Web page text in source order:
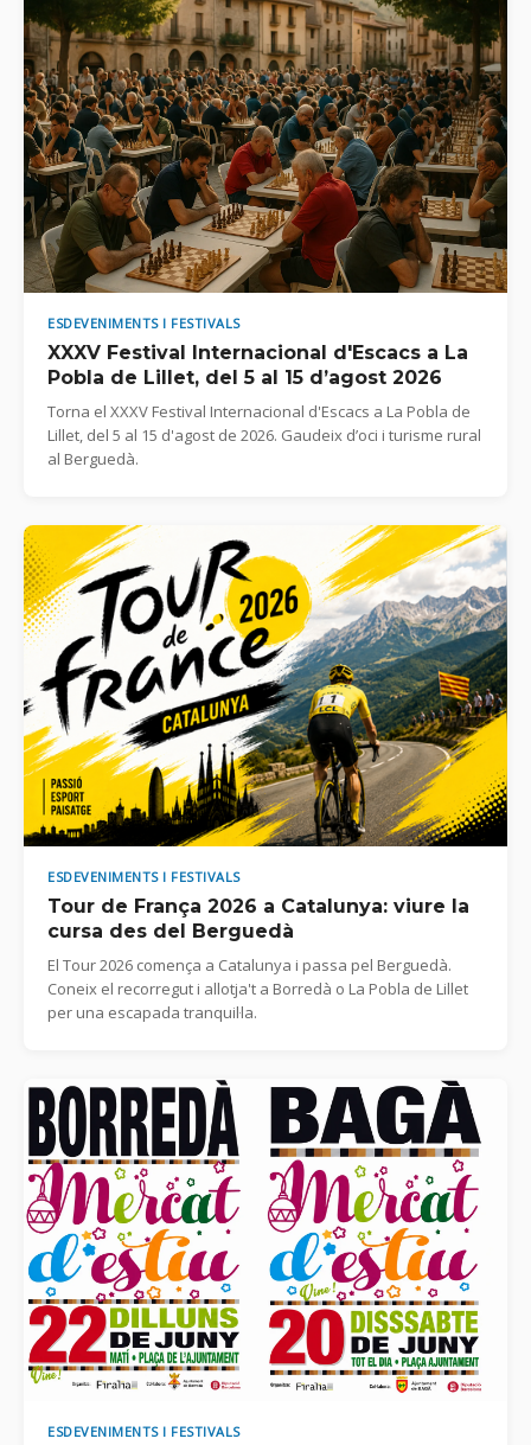
ESDEVENIMENTS I FESTIVALS
XXXV Festival Internacional d'Escacs a La
Pobla de Lillet, del 5 al 15 d’agost 2026
Torna el XXXV Festival Internacional d'Escacs a La Pobla de
Lillet, del 5 al 15 d'agost de 2026. Gaudeix d’oci i turisme rural
al Berguedà.
ESDEVENIMENTS I FESTIVALS
Tour de França 2026 a Catalunya: viure la
cursa des del Berguedà
El Tour 2026 comença a Catalunya i passa pel Berguedà.
Coneix el recorregut i allotja't a Borredà o La Pobla de Lillet
per una escapada tranquil·la.
ESDEVENIMENTS I FESTIVALS